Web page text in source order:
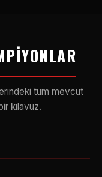
tüm mevcut
kılavuz.